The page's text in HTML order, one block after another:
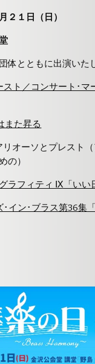
２１日（日）
体とともに出演いた
スト／コンサート･マ
また昇る
リオーソとプレスト
の）
ラフィティ Ⅸ「いい
･イン･ブラス第36集